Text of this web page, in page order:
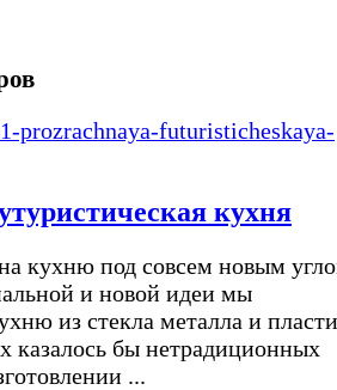
кухня
кухню под совсем новым
и новой идеи мы
из стекла металла и
казалось бы нетрадиционных
...